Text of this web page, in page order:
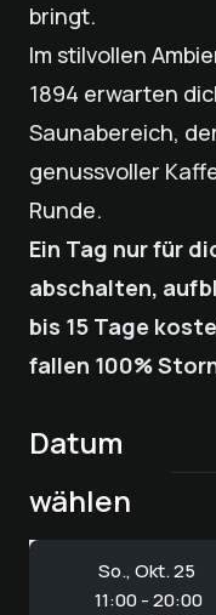
bringt.
Im stilvollen
1894 erwarten
Saunabereich,
genussvoller
Runde.
Ein Tag nur für
abschalten,
bis 15 Tage
fallen 100%
Datum
wählen
So., Okt. 25
11:00 - 20:00